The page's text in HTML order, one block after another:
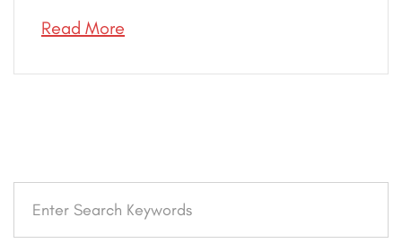
Read More